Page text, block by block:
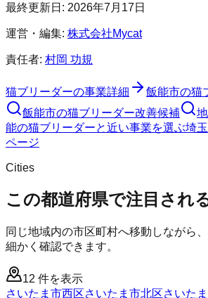
最終更新日: 2026年7月17日
運営・編集: 株式会社Mycat
責任者: 村岡 功規
猫ブリーダーの事業詳細 飯能市の猫
飯能市の猫ブリーダー改善候補
能の猫ブリーダーと近い事業を選ぶ埼玉
ページ
Cities
この都道府県で注目され
同じ地域内の市区町村へ移動しながら
細かく確認できます。
12 件を表示
さいたま市西区さいたま市北区さいた